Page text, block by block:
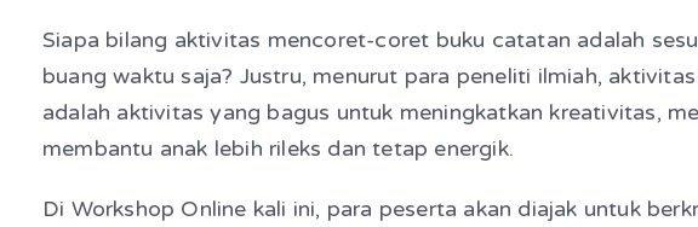
Siapa bilang aktivitas mencoret-coret buku catatan adalah
buang waktu saja? Justru, menurut para peneliti ilmiah,
adalah aktivitas yang bagus untuk meningkatkan kreativitas,
membantu anak lebih rileks dan tetap energik.
Di Workshop Online kali ini, para peserta akan diajak untuk